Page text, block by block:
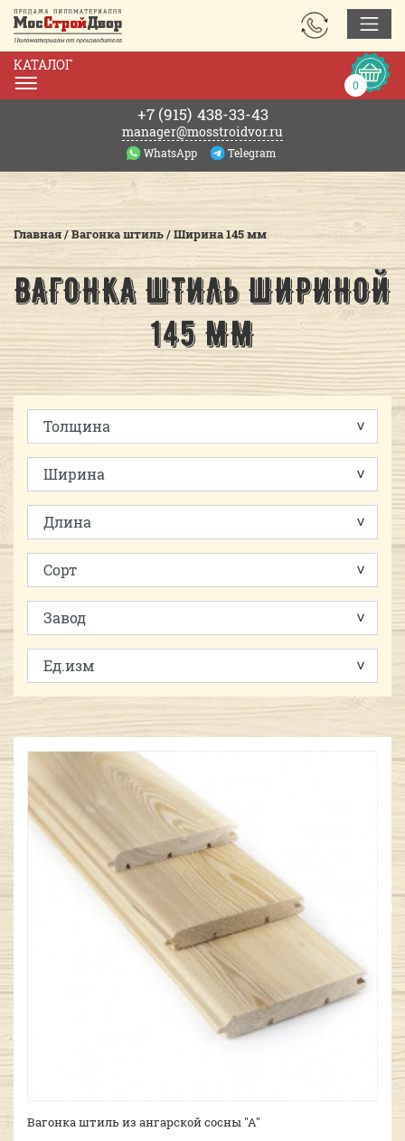
КАТАЛОГ
+7 (915) 438-33-43
manager@mosstroidvor.ru
WhatsApp Telegram
ЗАКАЗАТЬ
ЗВОНОК
0
0р.
Главная/Вагонка штиль/Ширина 145 мм
ВАГОНКА ШТИЛЬ ШИРИНОЙ
145 ММ
Вагонка штиль из ангарской сосны "А"